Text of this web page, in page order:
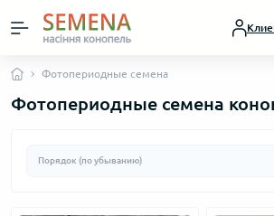
Фотопериодные семена
Фотопериодные семена